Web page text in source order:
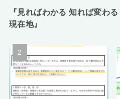
『見ればわかる 知れば変わ
現在地』